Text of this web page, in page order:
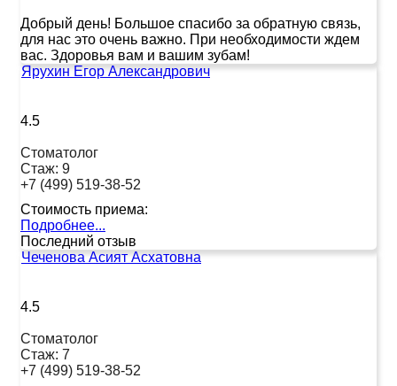
Добрый день! Большое спасибо за обратную связь,
для нас это очень важно. При необходимости ждем
вас. Здоровья вам и вашим зубам!
Ярухин Егор Александрович
4.5
Стоматолог
Стаж: 9
+7 (499) 519-38-52
Стоимость приема:
Подробнее...
Последний отзыв
Чеченова Асият Асхатовна
4.5
Стоматолог
Стаж: 7
+7 (499) 519-38-52